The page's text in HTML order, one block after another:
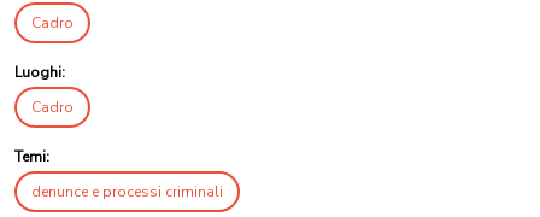
Cadro
Luoghi:
Cadro
Temi:
denunce e processi criminali